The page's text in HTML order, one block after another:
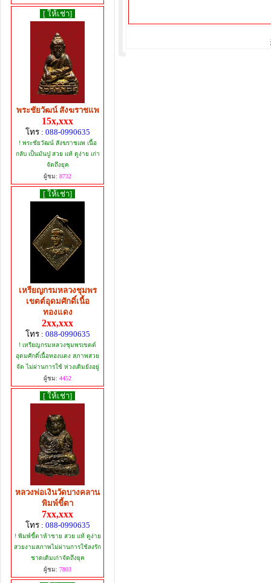
[ ให้เช่า]
พระชัยวัฒน์ สังฆราชแพ
15x,xxx
โทร : 088-0990635
! พระชัยวัฒน์ สังฆราชแพ เนื้อ
กลับ เป็นมันปู สวย แท้ ดูง่าย เก่า
จัดถึงยุค
ผู้ชม: 8732
[ ให้เช่า]
เหรียญกรมหลวงชุมพร
เขตต์อุดมศักดิ์เนื้อ
ทองแดง
2xx,xxx
โทร : 088-0990635
! เหรียญกรมหลวงชุมพรเขตต์
อุดมศักดิ์เนื้อทองแดง สภาพสวย
จัด ไม่ผ่านการใช้ ห่วงเดิมยังอยู่
ผู้ชม: 4452
[ ให้เช่า]
หลวงพ่อเงินวัดบางคลาน
พิมพ์ขี้ตา
7xx,xxx
โทร : 088-0990635
! พิมพ์ขี้ตาห้าชาย สวย แท้ ดูง่าย
สวยงามสภาพไม่ผ่านการใช้ลงรัก
ชาดเดิมเก่าจัดถึงยุค
ผู้ชม: 7803